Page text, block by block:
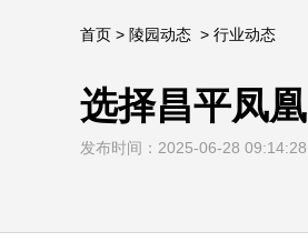
首页 > 陵园动态 > 行业动态
选择昌平凤
发布时间：2025-06-28 09:14:28